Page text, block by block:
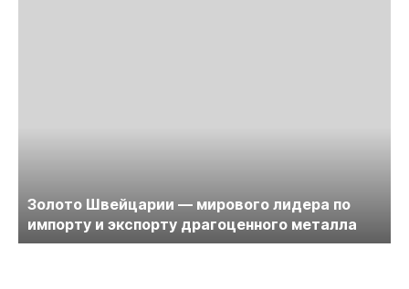
Золото Швейцарии — мирового лидера по
импорту и экспорту драгоценного металла